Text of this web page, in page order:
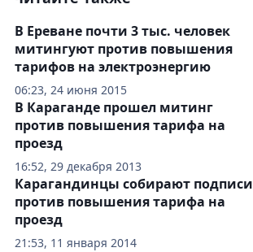
06:23, 24 июня 2015
В Ереване почти 3 тыс. человек
митингуют против повышения
тарифов на электроэнергию
16:52, 29 декабря 2013
В Караганде прошел митинг
против повышения тарифа на
проезд
21:53, 11 января 2014
Карагандинцы собирают подписи
против повышения тарифа на
проезд